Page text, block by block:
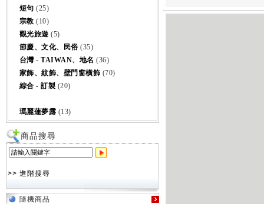
短句 (25)
宗教 (10)
觀光旅遊 (5)
節慶、文化、民俗 (35)
台灣 - TAIWAN、地名 (36)
家飾、紋飾、壁門窗橫飾 (70)
綜合 - 訂製 (20)
瑪麗蓮夢露 (13)
商品搜尋
>> 進階搜尋
隨機商品